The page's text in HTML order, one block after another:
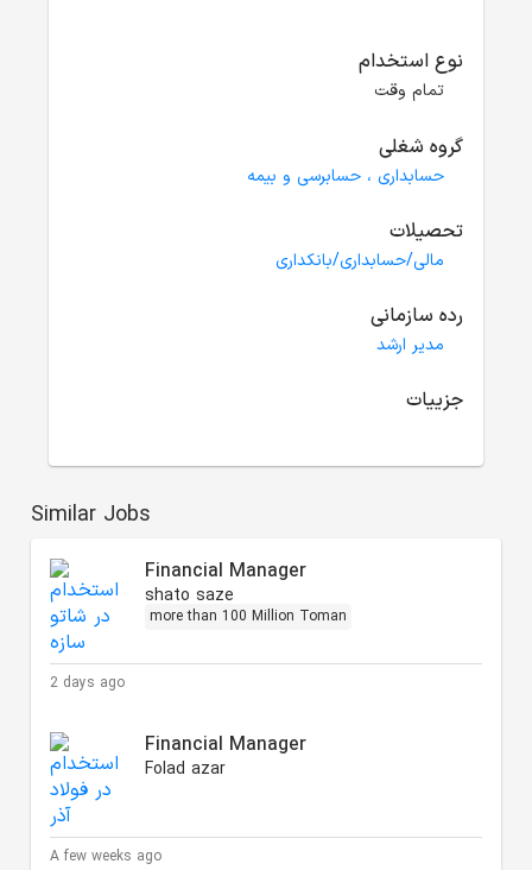
نوع استخدام
تمام وقت
گروه شغلی
حسابداری ، حسابرسی و بیمه
تحصیلات
مالی/حسابداری/بانکداری
رده سازمانی
مدیر ارشد
جزییات
Similar Jobs
Financial Manager
shato saze
more than 100 Million Toman
2 days ago
Financial Manager
Folad azar
A few weeks ago